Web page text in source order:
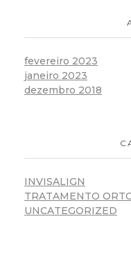
fevereiro 2023
janeiro 2023
dezembro 2018
INVISALIGN
TRATAMENTO
UNCATEGORIZED